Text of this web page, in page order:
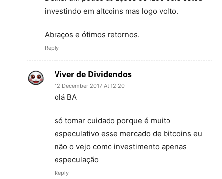
investindo em altcoins mas logo volto.
Abraços e ótimos retornos.
Reply
Viver de Dividendos
12 December 2017 At 12:20
olá BA
só tomar cuidado porque é muito
especulativo esse mercado de bitcoins eu
não o vejo como investimento apenas
especulação
Reply